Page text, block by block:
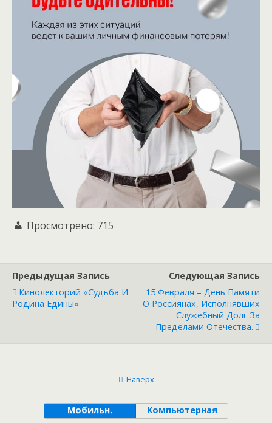
Просмотрено: 715
Предыдущая Запись
Кинолекторий «Судьба И
Родина Едины»
Следующая Запись
15 Февраля – День Памяти
О Россиянах, Исполнявших
Служебный Долг За
Пределами Отечества.
Наверх
Мобильн. Компьютерная